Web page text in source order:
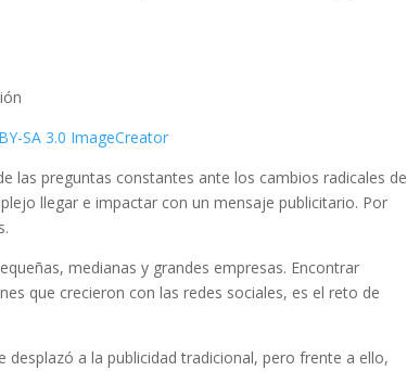
SA 3.0 ImageCreator
las preguntas constantes ante los cambios radicales de
llegar e impactar con un mensaje publicitario. Por
medianas y grandes empresas. Encontrar
que crecieron con las redes sociales, es el reto de
desplazó a la publicidad tradicional, pero frente a ello,